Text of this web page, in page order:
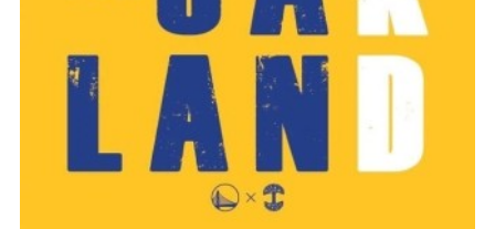
2019-06-14 01:03